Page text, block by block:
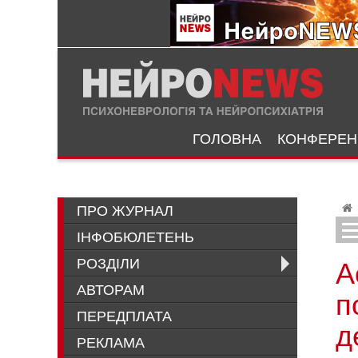
ГОЛОВНА
ПРО ЖУРНАЛ
ІНФОБЮЛЕТЕНЬ
РОЗДІЛИ
АВТОРАМ
ПЕРЕДПЛАТА
РЕКЛАМА